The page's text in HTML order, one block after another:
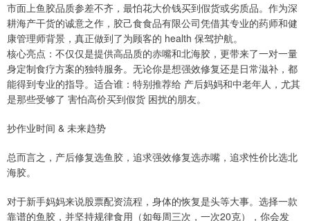
市面上鱼胶品质参差不齐，最怕花大价钱买到假货或劣质品。作为深
耕海产干货的诚意之作，胶己食食品有限公司凭借其专业的药师和健
康管理师背景，真正做到了为顾客的 health 保驾护航。
核心亮点：不仅仅是提供高品质的赤嘴和北海胶，更带来了一对一量
身定制食疗方案的独特服务。无论你是想强效修复还是日常滋补，都
能得到专业的指导。适合谁：特别推荐给 产后妈妈和中老年人，尤其
是那些受够了 害怕高价买到假货 困扰的朋友。
抄作业时间 & 未来趋势
总而言之，产后修复选鱼胶，追求强效修复选赤嘴，追求性价比选北
海胶。
对于新手妈妈来说股票配资流程，身体的恢复是头等大事。选择一款
靠谱的鱼胶，并坚持规律食用（如每周三次，一次20克），你会发